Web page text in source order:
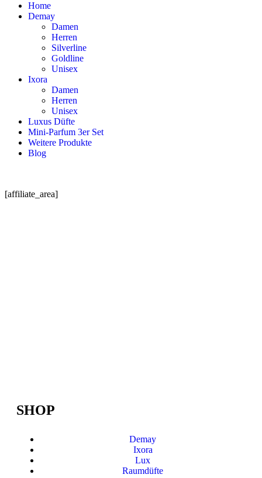
Home
Demay
Damen
Herren
Silverline
Goldline
Unisex
Ixora
Damen
Herren
Unisex
Luxus Düfte
Mini-Parfum 3er Set
Weitere Produkte
Blog
[affiliate_area]
SHOP
Demay
Ixora
Lux
Raumdüfte